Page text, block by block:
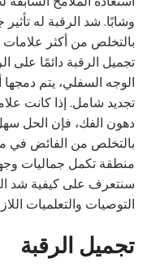
وشابًا. شد الرقبة له
بالتخلص من أكثر
تجميل الرقبة دائمًا على
تجديد شامل. إذا كانت
دهون الفك، فإن الحل
بالتخلص من الفائض في
منطقة تكمل جماليات
سنتعرف على كيفية شد
التوصيات والتعلميات
تجميل الرقبة